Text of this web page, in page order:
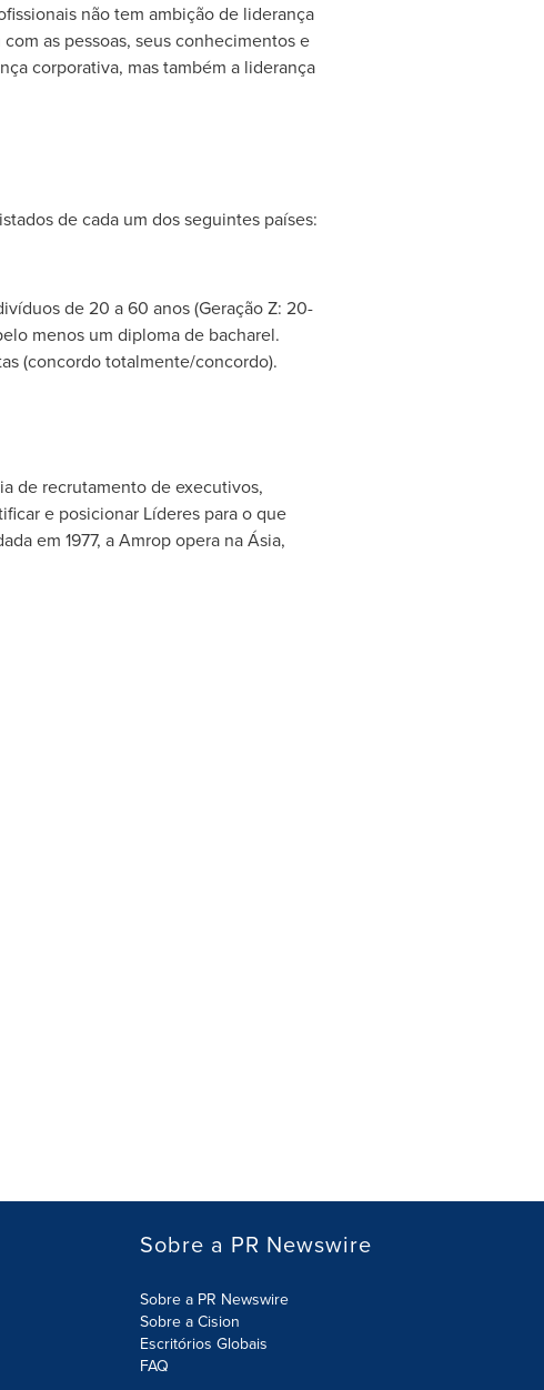
não tem ambição de liderança
as pessoas, seus conhecimentos e
corporativa, mas também a liderança
de cada um dos seguintes países:
de 20 a 60 anos (Geração Z: 20-
menos um diploma de bacharel.
(concordo totalmente/concordo).
de recrutamento de executivos,
e posicionar Líderes para o que
em 1977, a Amrop opera na Ásia,
Sobre a PR Newswire
Sobre a PR Newswire
Sobre a Cision
Escritórios Globais
FAQ